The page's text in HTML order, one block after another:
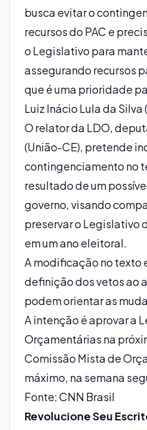
busca evitar o
recursos do PAC e
o Legislativo para
assegurando recursos
que é uma prioridade
Luiz Inácio Lula da Silva
O relator da LDO,
(União-CE), pretende
contingenciamento no
resultado de um
governo, visando
preservar o Legislativo
em um ano eleitoral.
A modificação no texto
definição dos vetos ao
podem orientar as
A intenção é aprovar a
Orçamentárias na
Comissão Mista de
máximo, na semana
Fonte: CNN Brasil
Revolucione Seu